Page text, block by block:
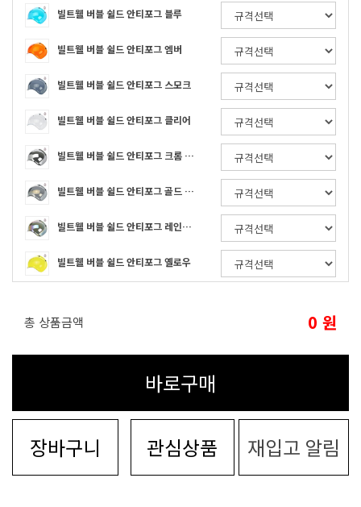
빌트웰 버블 쉴드 안티포그 블루
빌트웰 버블 쉴드 안티포그 엠버
빌트웰 버블 쉴드 안티포그 스모크
빌트웰 버블 쉴드 안티포그 클리어
빌트웰 버블 쉴드 안티포그 크롬 미러
빌트웰 버블 쉴드 안티포그 골드 미러
빌트웰 버블 쉴드 안티포그 레인보우 미러
빌트웰 버블 쉴드 안티포그 옐로우
총 상품금액 0 원
바로구매
장바구니 관심상품 재입고 알림